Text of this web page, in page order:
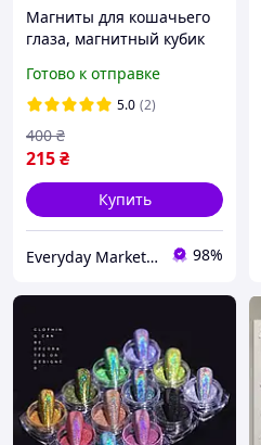
Магниты для кошачьего
глаза, магнитный кубик
узоры на ногтях, 2 шт
Готово к отправке
5.0 (2)
215₴
400 ₴
Купить
Everyday Market 0965612251 98%